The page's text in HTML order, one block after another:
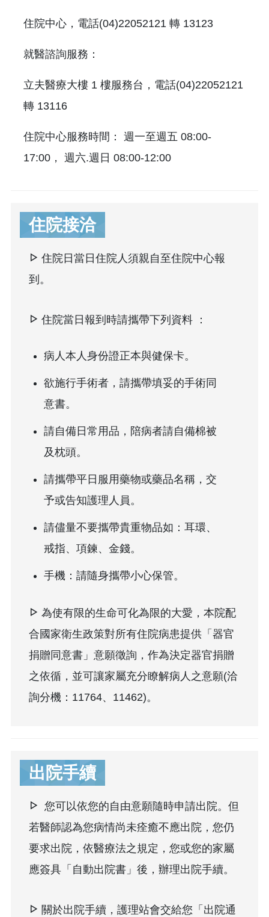
住院中心，電話(04)22052121 轉 13123
就醫諮詢服務：
立夫醫療大樓 1 樓服務台，電話(04)22052121
轉 13116
住院中心服務時間： 週一至週五 08:00-
17:00， 週六.週日 08:00-12:00
住院接洽
住院日當日住院人須親自至住院中心報
到。
住院當日報到時請攜帶下列資料 ：
病人本人身份證正本與健保卡。
欲施行手術者，請攜帶填妥的手術同
意書。
請自備日常用品，陪病者請自備棉被
及枕頭。
請攜帶平日服用藥物或藥品名稱，交
予或告知護理人員。
請儘量不要攜帶貴重物品如：耳環、
戒指、項鍊、金錢。
手機：請隨身攜帶小心保管。
為使有限的生命可化為限的大愛，本院配
合國家衛生政策對所有住院病患提供「器官
捐贈同意書」意願徵詢，作為決定器官捐贈
之依循，並可讓家屬充分瞭解病人之意願(洽
詢分機：11764、11462)。
出院手續
您可以依您的自由意願隨時申請出院。但
若醫師認為您病情尚未痊癒不應出院，您仍
要求出院，依醫療法之規定，您或您的家屬
應簽具 「自動出院書」 後，辦理出院手續。
關於出院手續，護理站會交給您 「出院通